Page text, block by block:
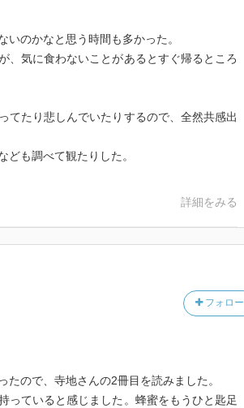
暗い』『日本蜜蜂』の両方を飼育していま
てこないし、棲みついた後でも嫌になった
大家と店子みたいなもんか』
感覚を『蜜蜂』が理解してくれるのかなあ…
作業を行う碧に、『風下に立て』、『蜂はお
すると蜂が落ちつかなくなる』と説明しま
のこの指示など、とても説得力のある表現
動するんだ。そこを捕まえて巣箱に誘導す
も重要な一大イベントは、『養蜂』を描写
群がって、そこから一斉に飛んでいく。空
」』
面『蜜蜂』だらけの光景を想像すると、ちょ
のかなと思う時間も多かった。
、気に食わないことがあるとすぐ帰るところ
てたり悲しんでいたりするので、全然共感出
も調べて観たりした。
詳細をみる
フォロー
たので、寺地さんの2冊目を読みました。
っていると感じました。蜂蜜をもうひと匙足